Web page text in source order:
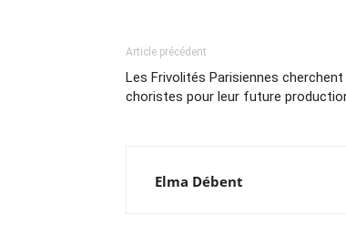
Article précédent
Les Frivolités Parisiennes cherchent
choristes pour leur future
Elma Débent